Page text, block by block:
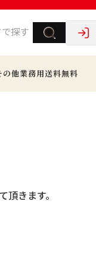
の他業務用送料無料
きます。